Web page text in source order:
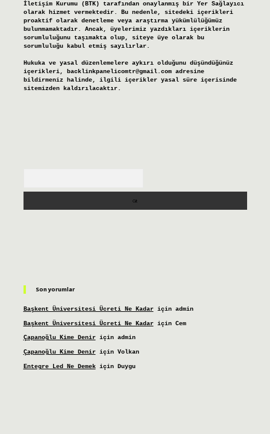
İletişim Kurumu (BTK) tarafından onaylanmış bir Yer Sağlayıcı
olarak hizmet vermektedir. Bu nedenle, sitedeki içerikleri
proaktif olarak denetleme veya araştırma yükümlülüğümüz
bulunmamaktadır. Ancak, üyelerimiz yazdıkları içeriklerin
sorumluluğunu taşımakta olup, siteye üye olarak bu
sorumluluğu kabul etmiş sayılırlar.
Hukuka ve yasal düzenlemelere aykırı olduğunu düşündüğünüz
içerikleri, backlinkpanelicomtr@gmail.comadresine
bildirmeniz halinde, ilgili içerikler yasal süre içerisinde
sitemizden kaldırılacaktır.
Son yorumlar
Başkent Üniversitesi Ücreti Ne Kadariçin admin
Başkent Üniversitesi Ücreti Ne Kadariçin Cem
Çapanoğlu Kime Deniriçin admin
Çapanoğlu Kime Deniriçin Volkan
Entegre Led Ne Demekiçin Duygu